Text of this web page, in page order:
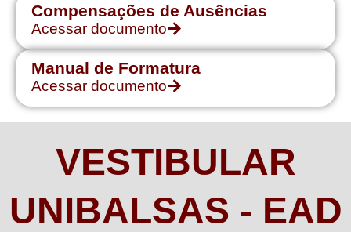
Compensações de Ausências
Acessar documento
Manual de Formatura
Acessar documento
VESTIBULAR
UNIBALSAS - EAD